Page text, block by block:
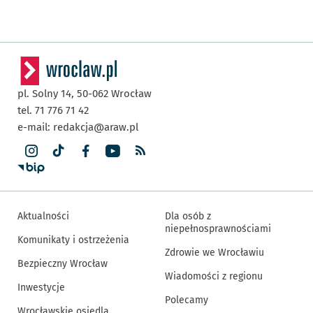
pl. Solny 14, 50-062 Wrocław
tel. 71 776 71 42
e-mail: redakcja@araw.pl
Aktualności
Komunikaty i ostrzeżenia
Bezpieczny Wrocław
Inwestycje
Dla osób z
niepełnosprawnościami
Zdrowie we Wrocławiu
Wiadomości z regionu
Polecamy